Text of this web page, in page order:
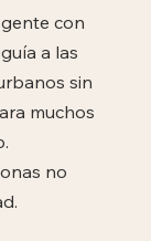
con
a las
sin
muchos
no